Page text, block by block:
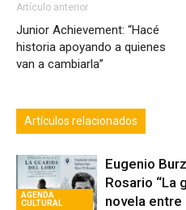
Artículo anterior
Junior Achievement: “Hacé
historia apoyando a quienes
van a cambiarla”
Artículos relacionados
AGENDA
CULTURAL
Eugenio
Rosario “La
novela entre